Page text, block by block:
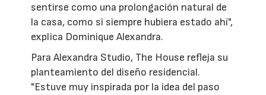
sentirse como una prolongación natural de
la casa, como si siempre hubiera estado ahí",
explica Dominique Alexandra.
Para Alexandra Studio, The House refleja su
planteamiento del diseño residencial.
"Estuve muy inspirada por la idea del paso